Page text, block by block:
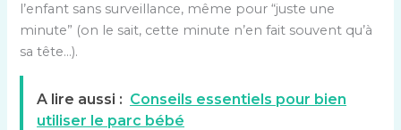
l’enfant sans surveillance, même pour “juste une
minute” (on le sait, cette minute n’en fait souvent qu’à
sa tête…).
A lire aussi : Conseils essentiels pour bien
utiliser le parc bébé